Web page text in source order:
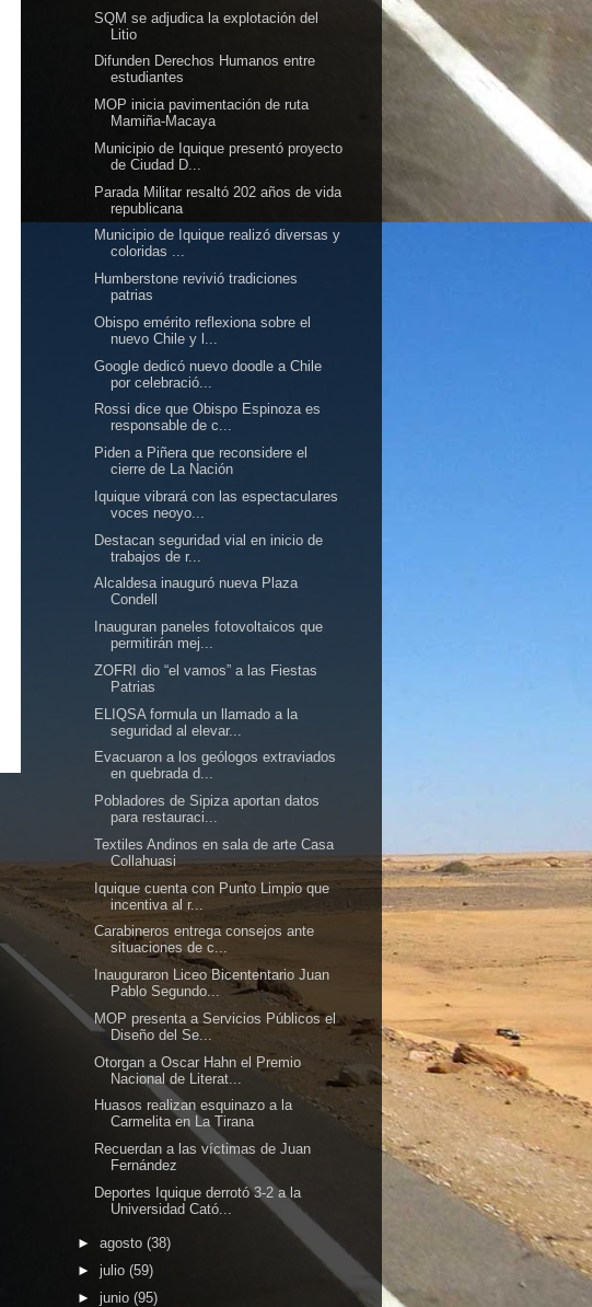
SQM se adjudica la explotación del
Litio
Difunden Derechos Humanos entre
estudiantes
MOP inicia pavimentación de ruta
Mamiña-Macaya
Municipio de Iquique presentó proyecto
de Ciudad D...
Parada Militar resaltó 202 años de vida
republicana
Municipio de Iquique realizó diversas y
coloridas ...
Humberstone revivió tradiciones
patrias
Obispo emérito reflexiona sobre el
nuevo Chile y l...
Google dedicó nuevo doodle a Chile
por celebració...
Rossi dice que Obispo Espinoza es
responsable de c...
Piden a Piñera que reconsidere el
cierre de La Nación
Iquique vibrará con las espectaculares
voces neoyo...
Destacan seguridad vial en inicio de
trabajos de r...
Alcaldesa inauguró nueva Plaza
Condell
Inauguran paneles fotovoltaicos que
permitirán mej...
ZOFRI dio “el vamos” a las Fiestas
Patrias
ELIQSA formula un llamado a la
seguridad al elevar...
Evacuaron a los geólogos extraviados
en quebrada d...
Pobladores de Sipiza aportan datos
para restauraci...
Textiles Andinos en sala de arte Casa
Collahuasi
Iquique cuenta con Punto Limpio que
incentiva al r...
Carabineros entrega consejos ante
situaciones de c...
Inauguraron Liceo Bicententario Juan
Pablo Segundo...
MOP presenta a Servicios Públicos el
Diseño del Se...
Otorgan a Oscar Hahn el Premio
Nacional de Literat...
Huasos realizan esquinazo a la
Carmelita en La Tirana
Recuerdan a las víctimas de Juan
Fernández
Deportes Iquique derrotó 3-2 a la
Universidad Cató...
► agosto (38)
► julio (59)
► junio (95)